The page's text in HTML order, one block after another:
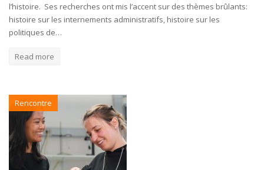
l’histoire. Ses recherches ont mis l’accent sur des thèmes brûlants:
histoire sur les internements administratifs, histoire sur les
politiques de…
Read more
Rencontre